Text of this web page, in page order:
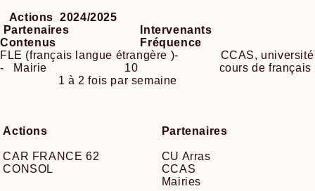
Actions 2024/2025
Partenaires Intervenants
Contenus Fréquence
FLE (français langue étrangère )- CCAS, université
- Mairie 10 cours de français
1 à 2 fois par semaine
Actions
CAR FRANCE 62
CONSOL
Partenaires
CU Arras
CCAS
Mairies